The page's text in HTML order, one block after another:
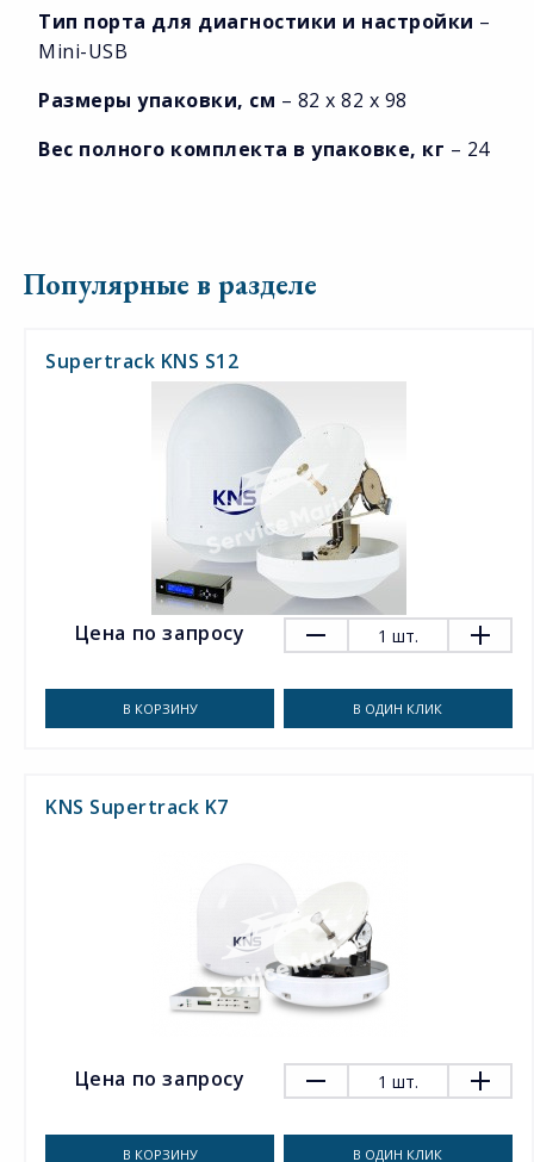
Тип порта для диагностики и настройки –
Mini-USB
Размеры упаковки, см – 82 х 82 х 98
Вес полного комплекта в упаковке, кг – 24
Популярные в разделе
Supertrack KNS S12
Цена по запросу 1 шт.
В КОРЗИНУ В ОДИН КЛИК
KNS Supertrack K7
Цена по запросу 1 шт.
В КОРЗИНУ В ОДИН КЛИК